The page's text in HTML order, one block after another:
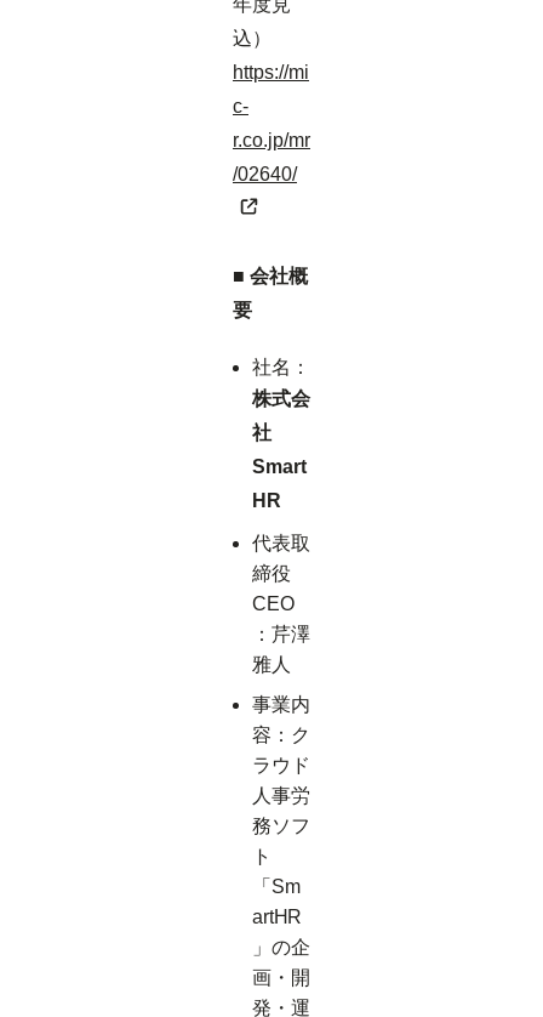
込）
https://mi
c-
r.co.jp/mr
/02640/
■ 会社概
要
社名：
株式会
社
Smart
HR
代表取
締役
CEO
：芹澤
雅人
事業内
容：ク
ラウド
人事労
務ソフ
ト
「Sm
artHR
」の企
画・開
発・運